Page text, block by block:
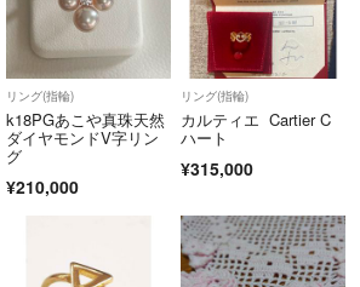
​"
クマ公式パートナーの株式会社PSFによって運
official/law/tun/
ts/official/law/tun/#return_policy
リング(指輪)
k18PGあこや真珠天然
ダイヤモンドV字リン
グ
¥210,000
リング(指輪)
カルティエ Cartier C
ハート
¥315,000